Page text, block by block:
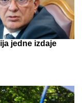
jedne izdaje